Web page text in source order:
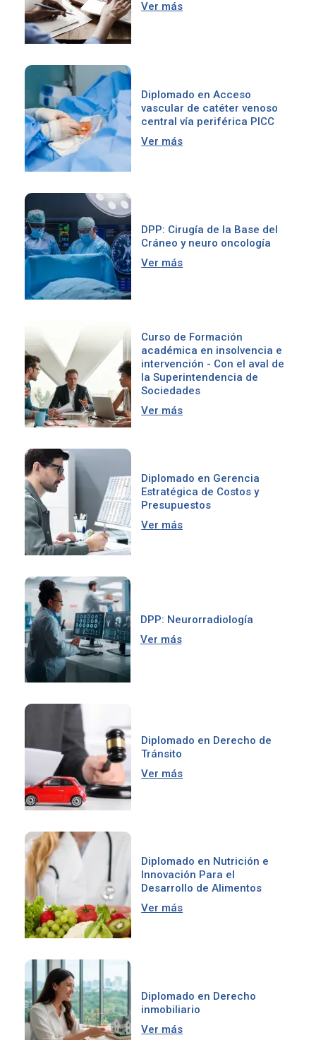
Ver más
Diplomado en Acceso
vascular de catéter venoso
central vía periférica PICC
Ver más
DPP: Cirugía de la Base del
Cráneo y neuro oncología
Ver más
Curso de Formación
académica en insolvencia e
intervención - Con el aval de
la Superintendencia de
Sociedades
Ver más
Diplomado en Gerencia
Estratégica de Costos y
Presupuestos
Ver más
DPP: Neurorradiología
Ver más
Diplomado en Derecho de
Tránsito
Ver más
Diplomado en Nutrición e
Innovación Para el
Desarrollo de Alimentos
Ver más
Diplomado en Derecho
inmobiliario
Ver más